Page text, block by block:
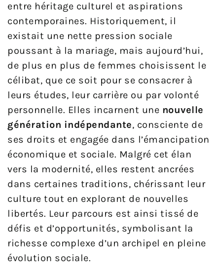
entre héritage culturel et aspirations
contemporaines. Historiquement, il
existait une nette pression sociale
poussant à la mariage, mais aujourd’hui,
de plus en plus de femmes choisissent le
célibat, que ce soit pour se consacrer à
leurs études, leur carrière ou par volonté
personnelle. Elles incarnent une nouvelle
génération indépendante, consciente de
ses droits et engagée dans l’émancipation
économique et sociale. Malgré cet élan
vers la modernité, elles restent ancrées
dans certaines traditions, chérissant leur
culture tout en explorant de nouvelles
libertés. Leur parcours est ainsi tissé de
défis et d’opportunités, symbolisant la
richesse complexe d’un archipel en pleine
évolution sociale.